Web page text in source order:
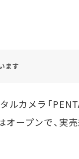
ます
ルカメラ「
ープンで、実